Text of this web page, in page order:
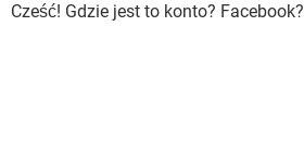
Cześć! Gdzie jest to konto? Facebook?